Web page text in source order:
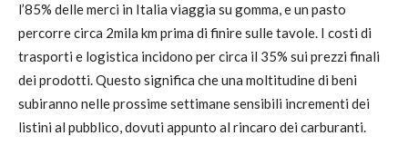
l’85% delle merci in Italia viaggia su gomma, e un pasto
percorre circa 2mila km prima di finire sulle tavole. I costi di
trasporti e logistica incidono per circa il 35% sui prezzi finali
dei prodotti. Questo significa che una moltitudine di beni
subiranno nelle prossime settimane sensibili incrementi dei
listini al pubblico, dovuti appunto al rincaro dei carburanti.